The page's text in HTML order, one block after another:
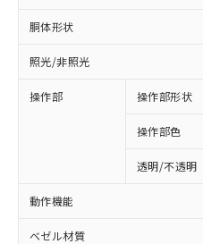
胴体形状
照光/非照光
操作部 操作部形状
操作部色
透明/不透明
動作機能
ベゼル材質